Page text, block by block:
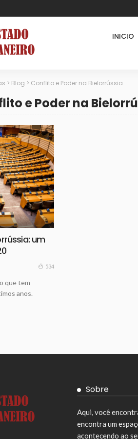
INICIO
> Blog > Conflito e Poder na Bielorrússia
e Poder na
um
534
que tem
anos.
Sobre
Aqui, você
encontra um
acontecendo ao